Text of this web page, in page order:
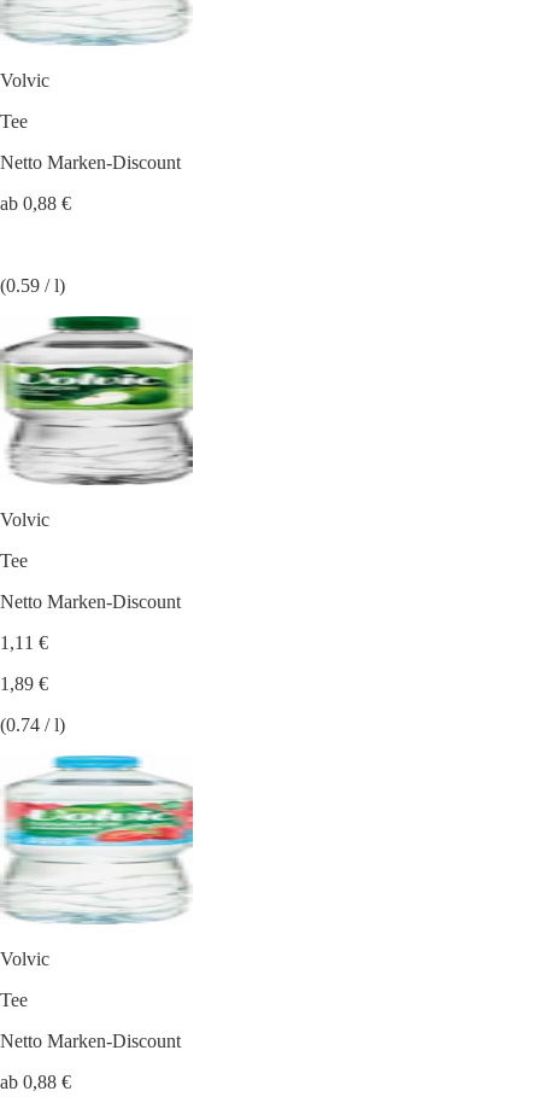
Volvic
Tee
Netto Marken-Discount
ab 0,88 €
(0.59 / l)
Volvic
Tee
Netto Marken-Discount
1,11 €
1,89 €
(0.74 / l)
Volvic
Tee
Netto Marken-Discount
ab 0,88 €